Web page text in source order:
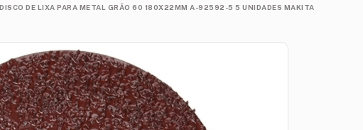
DISCO DE LIXA PARA METAL GRÃO 60 180X22MM A-92592-5 5 UNIDADES MAKITA